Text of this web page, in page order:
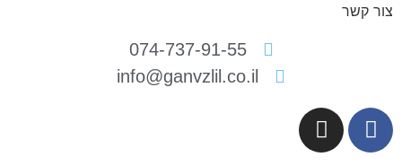
קשר
074-737-91-55
info@ganvzlil.co.il